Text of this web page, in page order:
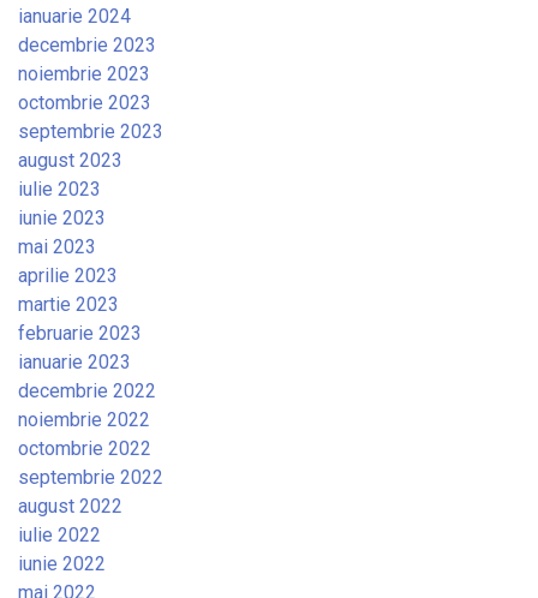
ianuarie 2024
decembrie 2023
noiembrie 2023
octombrie 2023
septembrie 2023
august 2023
iulie 2023
iunie 2023
mai 2023
aprilie 2023
martie 2023
februarie 2023
ianuarie 2023
decembrie 2022
noiembrie 2022
octombrie 2022
septembrie 2022
august 2022
iulie 2022
iunie 2022
mai 2022